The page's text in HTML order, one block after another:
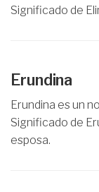
Significado de
Erundina
Erundina es un
Significado de
esposa.